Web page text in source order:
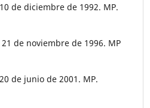
de diciembre de 1992. MP.
de noviembre de 1996. MP
de junio de 2001. MP.